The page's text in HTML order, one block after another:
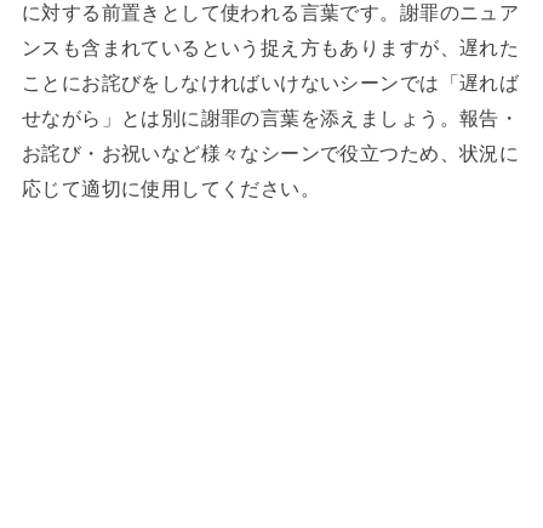
に対する前置きとして使われる言葉です。謝罪のニュア
ンスも含まれているという捉え方もありますが、遅れた
ことにお詫びをしなければいけないシーンでは「遅れば
せながら」とは別に謝罪の言葉を添えましょう。報告・
お詫び・お祝いなど様々なシーンで役立つため、状況に
応じて適切に使用してください。